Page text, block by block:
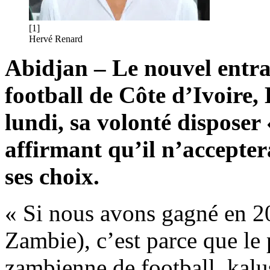
[1]
Hervé Renard
Abidjan – Le nouvel
football de Côte d’Ivoire,
lundi, sa volonté disposer
affirmant qu’il
ses choix.
« Si nous avons gagné en
Zambie), c’est parce que